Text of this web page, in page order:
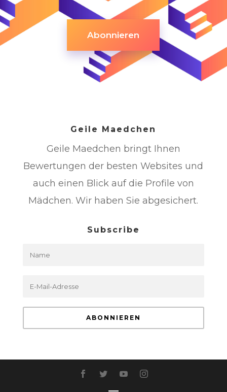
Abonnieren
Geile Maedchen
Geile Maedchen bringt Ihnen
Bewertungen der besten Websites und
auch einen Blick auf die Profile von
Mädchen. Wir haben Sie abgesichert.
Subscribe
ABONNIEREN